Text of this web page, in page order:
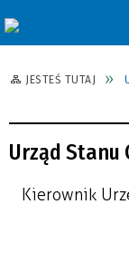
JESTEŚ TUTAJ
Urząd Stanu
Kierownik